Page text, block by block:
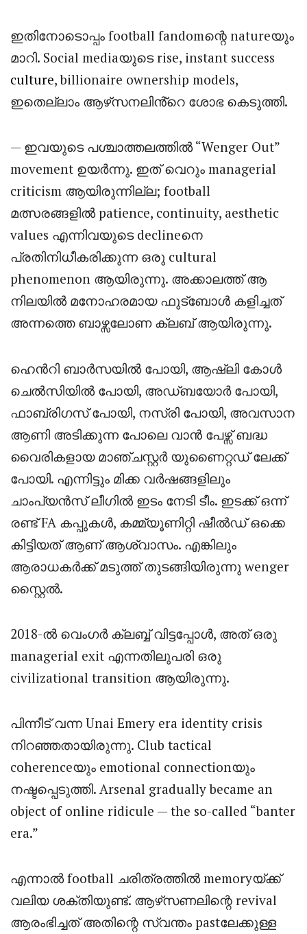
ഇതിനോടൊപ്പം football fandomന്റെ natureയും
മാറി. Social mediaയുടെ rise, instant success
culture, billionaire ownership models,
ഇതെല്ലാം ആഴ്‌സനലിൻ്റെ ശോഭ കെടുത്തി.
— ഇവയുടെ പശ്ചാത്തലത്തിൽ “Wenger Out”
movement ഉയർന്നു. ഇത് വെറും managerial
criticism ആയിരുന്നില്ല; football
മത്സരങ്ങളിൽ patience, continuity, aesthetic
values എന്നിവയുടെ declineനെ
പ്രതിനിധീകരിക്കുന്ന ഒരു cultural
phenomenon ആയിരുന്നു. അക്കാലത്ത് ആ
നിലയിൽ മനോഹരമായ ഫുട്ബോൾ കളിച്ചത്
അന്നത്തെ ബാഴ്സലോണ ക്ലബ് ആയിരുന്നു.
ഹെൻറി ബാർസയിൽ പോയി, ആഷ്ലി കോൾ
ചെൽസിയിൽ പോയി, അഡ്ബയോർ പോയി,
ഫാബ്രിഗസ് പോയി, നസ്രി പോയി, അവസാന
ആണി അടിക്കുന്ന പോലെ വാൻ പേഴ്സ് ബദ്ധ
വൈരികളായ മാഞ്ചസ്റ്റർ യുണൈറ്റഡ് ലേക്ക്
പോയി. എന്നിട്ടും മിക്ക വർഷങ്ങളിലും
ചാംപ്യൻസ് ലീഗിൽ ഇടം നേടി ടീം. ഇടക്ക് ഒന്ന്
രണ്ട് FA കപ്പുകൾ, കമ്മ്യൂണിറ്റി ഷീൽഡ് ഒക്കെ
കിട്ടിയത് ആണ് ആശ്വാസം. എങ്കിലും
ആരാധകർക്ക് മടുത്ത് തുടങ്ങിയിരുന്നു wenger
സ്റ്റൈൽ.
2018-ൽ വെംഗർ ക്ലബ്ബ് വിട്ടപ്പോൾ, അത് ഒരു
managerial exit എന്നതിലുപരി ഒരു
civilizational transition ആയിരുന്നു.
പിന്നീട് വന്ന Unai Emery era identity crisis
നിറഞ്ഞതായിരുന്നു. Club tactical
coherenceയും emotional connectionയും
നഷ്ടപ്പെടുത്തി. Arsenal gradually became an
object of online ridicule — the so-called “banter
era.”
എന്നാൽ football ചരിത്രത്തിൽ memoryയ്ക്ക്
വലിയ ശക്തിയുണ്ട്. ആഴ്‌സണലിന്റെ revival
ആരംഭിച്ചത് അതിന്റെ സ്വന്തം pastലേക്കുള്ള